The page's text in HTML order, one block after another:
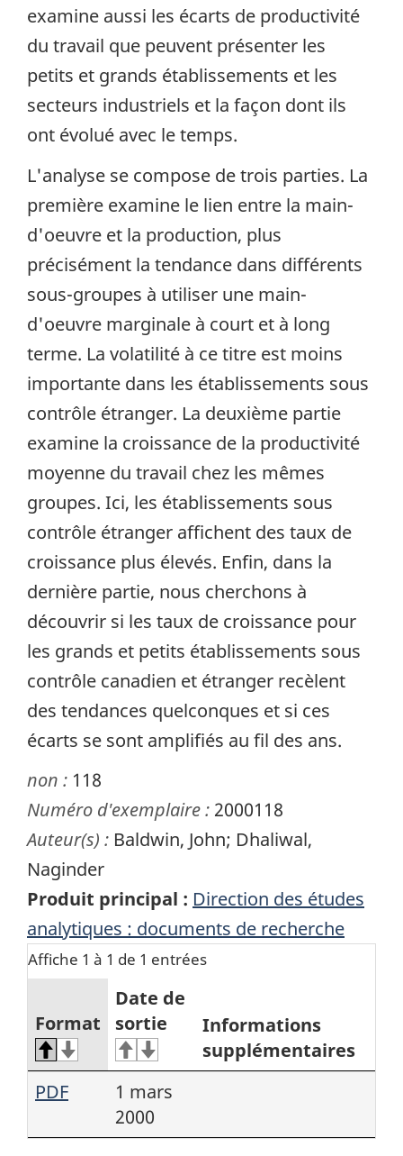
examine aussi les écarts de productivité
du travail que peuvent présenter les
petits et grands établissements et les
secteurs industriels et la façon dont ils
ont évolué avec le temps.
L'analyse se compose de trois parties. La
première examine le lien entre la main-
d'oeuvre et la production, plus
précisément la tendance dans différents
sous-groupes à utiliser une main-
d'oeuvre marginale à court et à long
terme. La volatilité à ce titre est moins
importante dans les établissements sous
contrôle étranger. La deuxième partie
examine la croissance de la productivité
moyenne du travail chez les mêmes
groupes. Ici, les établissements sous
contrôle étranger affichent des taux de
croissance plus élevés. Enfin, dans la
dernière partie, nous cherchons à
découvrir si les taux de croissance pour
les grands et petits établissements sous
contrôle canadien et étranger recèlent
des tendances quelconques et si ces
écarts se sont amplifiés au fil des ans.
non : 118
Numéro d'exemplaire : 2000118
Auteur(s) : Baldwin, John; Dhaliwal,
Naginder
Produit principal : Direction des études
analytiques : documents de recherche
Affiche 1 à 1 de 1 entrées
Format
Date de
sortie
Informations
supplémentaires
PDF
1 mars
2000